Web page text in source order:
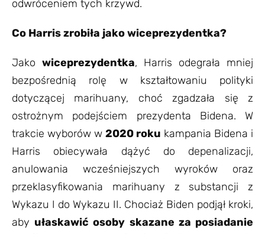
odwróceniem tych krzywd.
Co Harris zrobiła jako wiceprezydentka?
Jako wiceprezydentka, Harris odegrała mniej
bezpośrednią rolę w kształtowaniu polityki
dotyczącej marihuany, choć zgadzała się z
ostrożnym podejściem prezydenta Bidena. W
trakcie wyborów w 2020 roku kampania Bidena i
Harris obiecywała dążyć do depenalizacji,
anulowania wcześniejszych wyroków oraz
przeklasyfikowania marihuany z substancji z
Wykazu I do Wykazu II. Chociaż Biden podjął kroki,
aby ułaskawić osoby skazane za posiadanie